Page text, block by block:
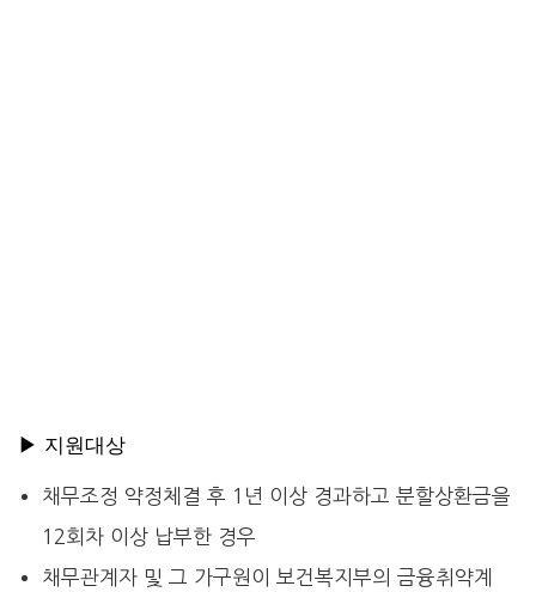
▶ 지원대상
채무조정 약정체결 후 1년 이상 경과하고 분할상환금을
12회차 이상 납부한 경우
채무관계자 및 그 가구원이 보건복지부의 금융취약계